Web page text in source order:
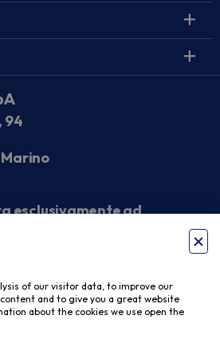
94
Marino
esclusivamente ad
of our visitor data, to improve our
and to give you a great website
about the cookies we use open the